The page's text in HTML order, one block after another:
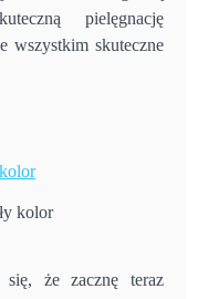
pielęgnację
wszystkim skuteczne
kolor
się, że zacznę teraz